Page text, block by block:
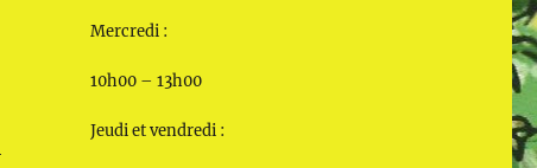
Mercredi :
10h00 – 13h00
Jeudi et vendredi :